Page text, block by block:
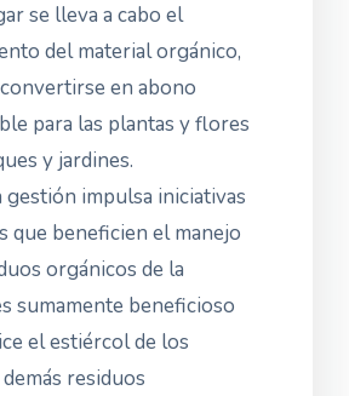
se lleva a cabo el
del material orgánico,
en abono
para las plantas y flores
y jardines.
gestión impulsa iniciativas
que beneficien el manejo
orgánicos de la
sumamente beneficioso
el estiércol de los
residuos